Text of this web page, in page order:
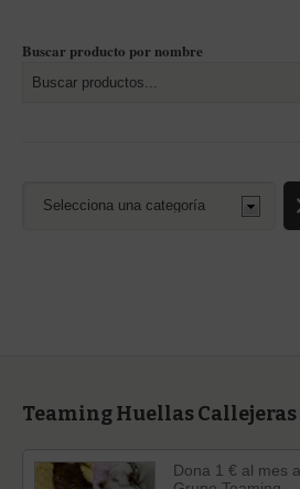
Buscar producto por nombre
Teaming Huellas Callejeras